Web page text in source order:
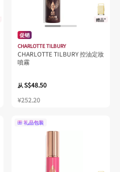
赠品*
促销
CHARLOTTE TILBURY
CHARLOTTE TILBURY 控油定妝
噴霧
从S$48.50
¥252.20
礼品包装